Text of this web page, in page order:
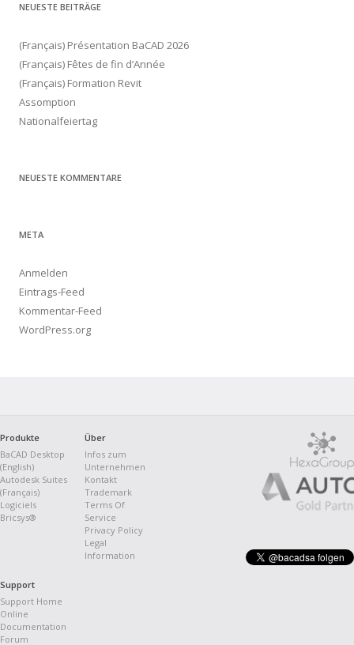
NEUESTE BEITRÄGE
(Français) Présentation BaCAD 2026
(Français) Fêtes de fin d’Année
(Français) Formation Revit
Assomption
Nationalfeiertag
NEUESTE KOMMENTARE
META
Anmelden
Eintrags-Feed
Kommentar-Feed
WordPress.org
Produkte
BaCAD Desktop
(English)
Autodesk Suites
(Français)
Logiciels
Bricsys®
Über
Infos zum
Unternehmen
Kontakt
Trademark
Terms Of
Service
Privacy Policy
Legal
Information
Support
Support Home
Online
Documentation
Forum